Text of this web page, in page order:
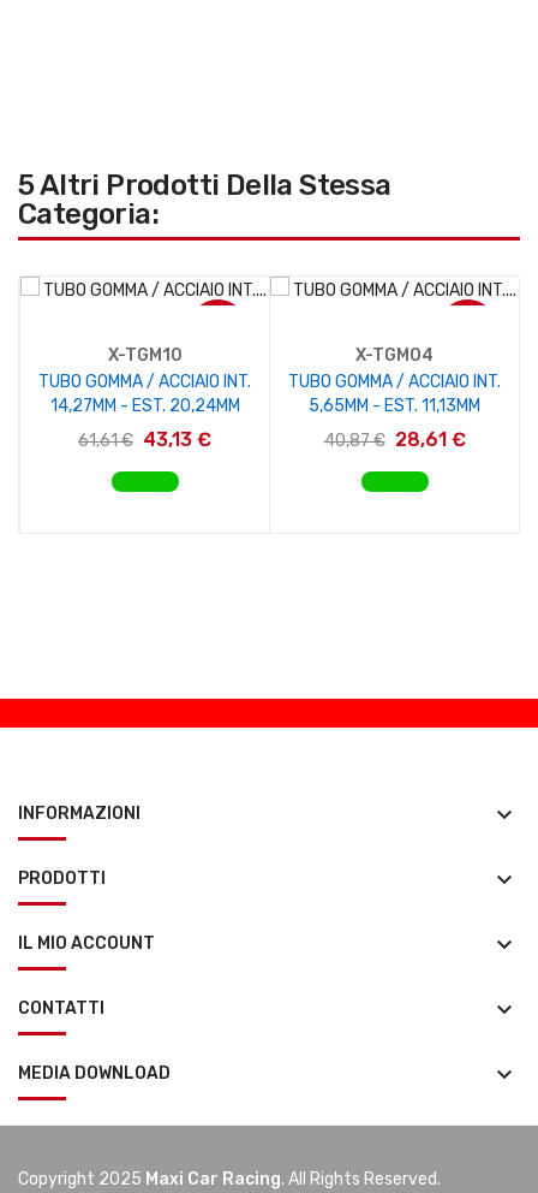
5 Altri Prodotti Della Stessa
Categoria:
X-TGM10
TUBO GOMMA / ACCIAIO INT.
14,27MM - EST. 20,24MM
61,61 € 43,13 €
AGGIUNGI AL CARRELLO
X-TGM04
TUBO GOMMA / ACCIAIO INT.
5,65MM - EST. 11,13MM
40,87 € 28,61 €
AGGIUNGI AL CARRELLO
INFORMAZIONI keyboard_arrow_down
PRODOTTI keyboard_arrow_down
IL MIO ACCOUNT keyboard_arrow_down
CONTATTI keyboard_arrow_down
MEDIA DOWNLOAD keyboard_arrow_down
Copyright 2025 Maxi Car Racing. All Rights Reserved.